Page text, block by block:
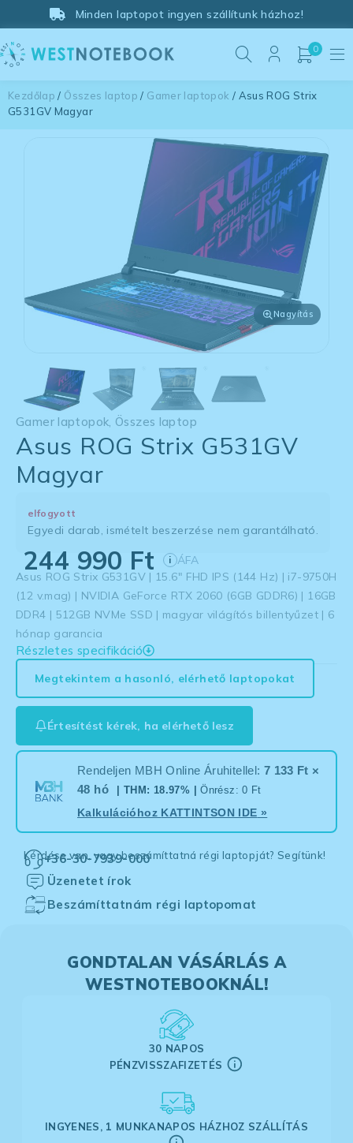
Minden laptopot ingyen szállítunk házhoz!
0
Kezdőlap / Összes laptop / Gamer laptopok / Asus ROG Strix
G531GV Magyar
Nagyítás
Gamer laptopok, Összes laptop
Asus ROG Strix G531GV
Magyar
elfogyott
Egyedi darab, ismételt beszerzése nem garantálható.
244 990 Ft i ÁFA
Asus ROG Strix G531GV | 15.6″ FHD IPS (144 Hz) | i7-9750H
(12 v.mag) | NVIDIA GeForce RTX 2060 (6GB GDDR6) | 16GB
DDR4 | 512GB NVMe SSD | magyar világítós billentyűzet | 6
hónap garancia
Részletes specifikáció
Megtekintem a hasonló, elérhető laptopokat
Értesítést kérek, ha elérhető lesz
Rendeljen MBH Online Áruhitellel: 7 133 Ft ×
48 hó
| THM: 18.97% |Önrész: 0 Ft
Kalkulációhoz KATTINTSON IDE »
Kérdése van, vagy beszámíttatná régi laptopját? Segítünk!
+36-30-7939-000
Üzenetet írok
Beszámíttatnám régi laptopomat
GONDTALAN VÁSÁRLÁS A
WESTNOTEBOOKNÁL!
30 NAPOS
PÉNZVISSZAFIZETÉS
INGYENES, 1 MUNKANAPOS HÁZHOZ SZÁLLÍTÁS